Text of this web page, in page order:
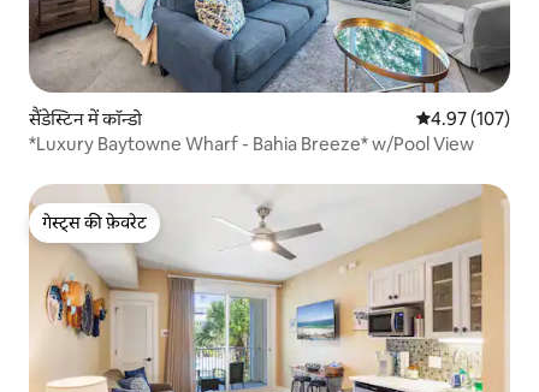
सैंडेस्टिन में कॉन्डो औसत रेटिंग 5 में से
4.97 (107)
*Luxury Baytowne Wharf - Bahia Breeze* w/Pool View
गेस्ट्स की फ़ेवरेट
गेस्ट्स की फ़ेवरेट